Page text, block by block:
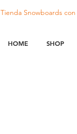
Tienda Snowboards con
HOME SHOP